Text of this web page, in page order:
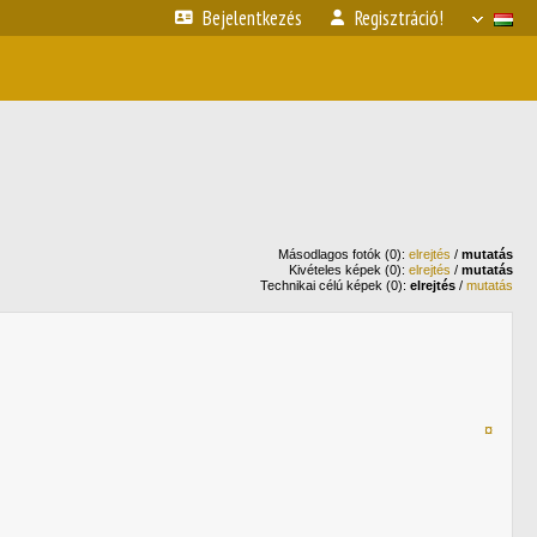
Bejelentkezés Regisztráció!
Másodlagos fotók (0): elrejtés / mutatás
Kivételes képek (0): elrejtés / mutatás
Technikai célú képek (0): elrejtés / mutatás
¤